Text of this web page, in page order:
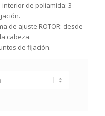
interior de poliamida: 3
de ajuste ROTOR: desde
cabeza.
de fijación.